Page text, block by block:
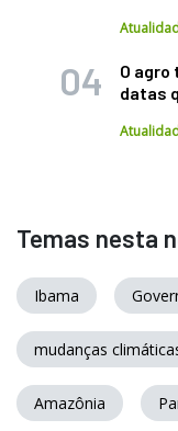
O
datas
Temas nesta
Ibama
mudanças
Amazônia